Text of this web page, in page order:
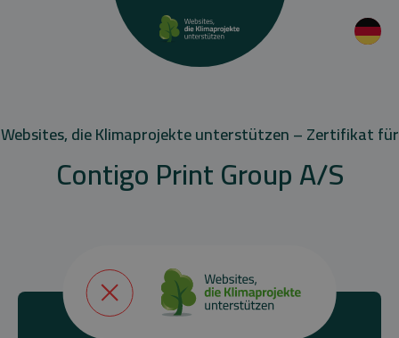
Websites, die Klimaprojekte unterstützen – Zertifikat für
Contigo Print Group A/S